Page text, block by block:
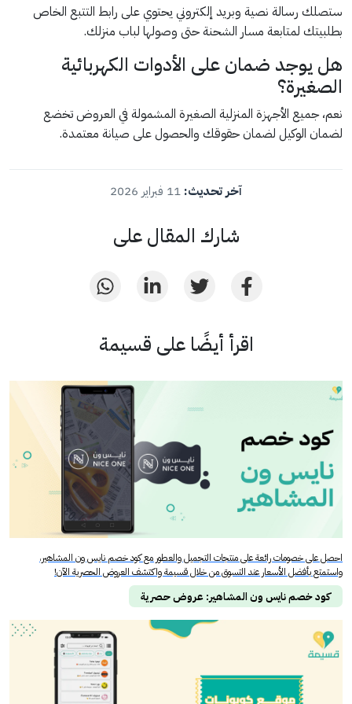
ستصلك رسالة نصية وبريد إلكتروني يحتوي على رابط التتبع الخاص
بطلبيتك لمتابعة مسار الشحنة حتى وصولها لباب منزلك.
هل يوجد ضمان على الأدوات الكهربائية
الصغيرة؟
نعم، جميع الأجهزة المنزلية الصغيرة المشمولة في العروض تخضع
لضمان الوكيل لضمان حقوقك والحصول على صيانة معتمدة.
آخر تحديث:
شارك المقال على
اقرأ أيضًا على قسيمة
احصل على خصومات رائعة على منتجات التجميل والعطور مع كود خصم نايس ون المشاهير،
واستمتع بأفضل الأسعار عند التسوق من خلال قسيمة واكتشف العروض الحصرية الآن!
كود خصم نايس ون المشاهير: عروض حصرية